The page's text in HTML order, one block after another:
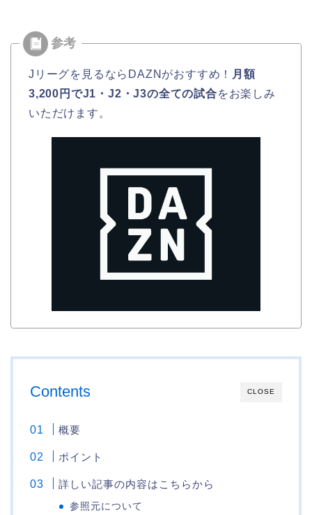
Jリーグを見るならDAZNがおすすめ！
月額
3,200円でJ1・J2・J3の全ての試合をお楽しみ
いただけます。
CLOSE
Contents
概要
ポイント
詳しい記事の内容はこちらから
参照元について